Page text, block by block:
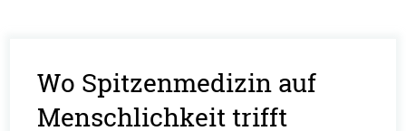
Wo Spitzenmedizin auf
Menschlichkeit trifft